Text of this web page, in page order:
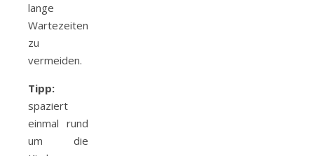
lange
Wartezeiten
zu
vermeiden.
Tipp:
spaziert
einmal rund
um die